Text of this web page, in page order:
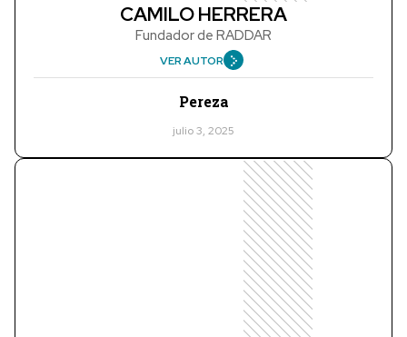
CAMILO HERRERA
Fundador de RADDAR
VER AUTOR
Pereza
julio 3, 2025